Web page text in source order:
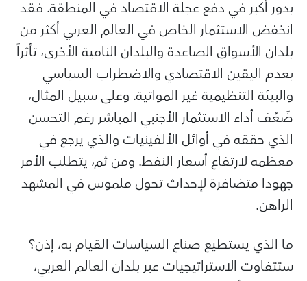
بدور أكبر في دفع عجلة الاقتصاد في المنطقة. فقد
انخفض الاستثمار الخاص في العالم العربي أكثر من
بلدان الأسواق الصاعدة والبلدان النامية الأخرى، تأثراً
بعدم اليقين الاقتصادي والاضطراب السياسي
والبيئة التنظيمية غير المواتية. وعلى سبيل المثال،
ضَعُف أداء الاستثمار الأجنبي المباشر رغم التحسن
الذي حققه في أوائل الألفينيات والذي يرجع في
معظمه لارتفاع أسعار النفط. ومن ثم، يتطلب الأمر
جهودا متضافرة لإحداث تحول ملموس في المشهد
الراهن.
ما الذي يستطيع صناع السياسات القيام به، إذن؟
ستتفاوت الاستراتيجيات عبر بلدان العالم العربي،